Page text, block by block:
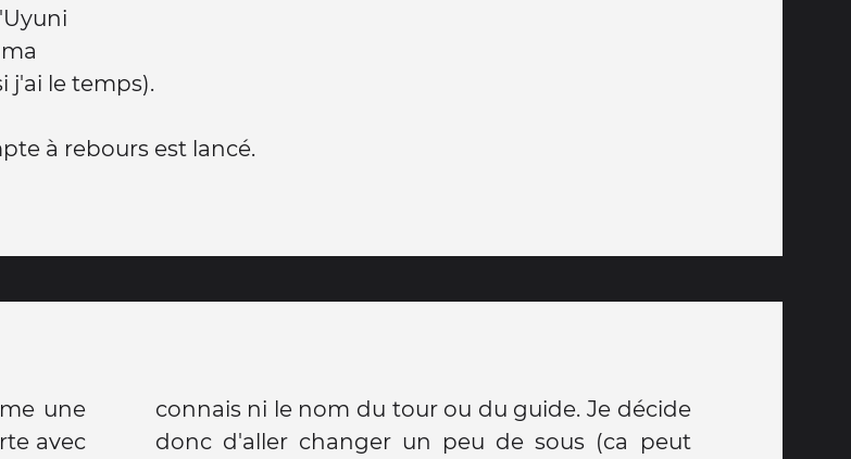
j'ai le temps).
à rebours est lancé.
une
avec
connais ni le nom du tour ou du guide. Je décide
donc d'aller changer un peu de sous (ca peut